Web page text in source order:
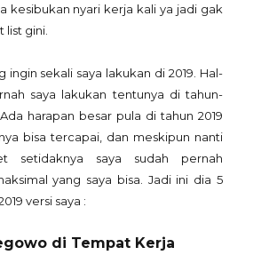
kesibukan nyari kerja kali ya jadi gak
gini.
ingin sekali saya lakukan di 2019. Hal-
saya lakukan tentunya di tahun-
harapan besar pula di tahun 2019
bisa tercapai, dan meskipun nanti
setidaknya saya sudah pernah
yang saya bisa. Jadi ini dia 5
versi saya :
di Tempat Kerja